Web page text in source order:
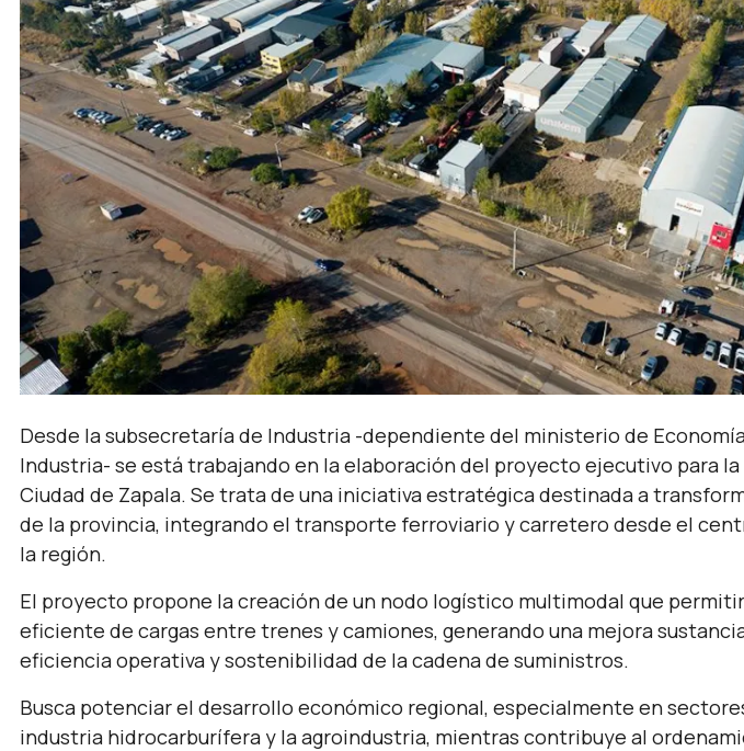
Desde la subsecretaría de Industria -dependiente del ministerio de
Industria- se está trabajando en la elaboración del proyecto ejecutivo para
Ciudad de Zapala. Se trata de una iniciativa estratégica destinada a
de la provincia, integrando el transporte ferroviario y carretero desde el
la región.
El proyecto propone la creación de un nodo logístico multimodal que
eficiente de cargas entre trenes y camiones, generando una mejora
eficiencia operativa y sostenibilidad de la cadena de suministros.
Busca potenciar el desarrollo económico regional, especialmente en
industria hidrocarburífera y la agroindustria, mientras contribuye al